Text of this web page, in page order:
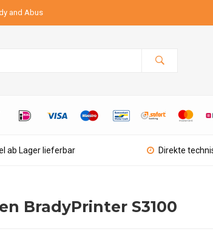
and Abus
ab Lager lieferbar Direkte
BradyPrinter S3100